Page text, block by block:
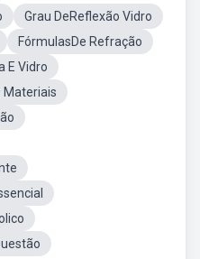
Grau DeReflexão Vidro
FórmulasDe Refração
E Vidro
Materiais